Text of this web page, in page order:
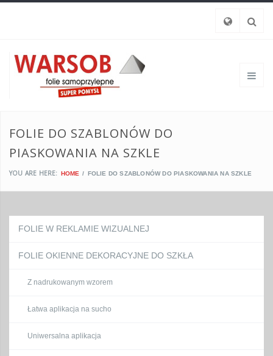
FOLIE DO SZABLONÓW DO
PIASKOWANIA NA SZKLE
YOU ARE HERE: HOME FOLIE DO SZABLONÓW DO PIASKOWANIA NA SZKLE
FOLIE W REKLAMIE WIZUALNEJ
FOLIE OKIENNE DEKORACYJNE DO SZKŁA
Z nadrukowanym wzorem
Łatwa aplikacja na sucho
Uniwersalna aplikacja